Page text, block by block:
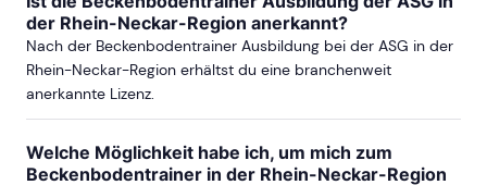
der Rhein-Neckar-Region anerkannt?
Nach der Beckenbodentrainer Ausbildung bei der ASG in der
Rhein-Neckar-Region erhältst du eine branchenweit
anerkannte Lizenz.
Welche Möglichkeit habe ich, um mich zum
Beckenbodentrainer in der Rhein-Neckar-Region